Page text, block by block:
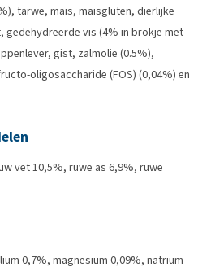
tarwe, maïs, maïsgluten, dierlijke
vis (4% in brokje met
gist, zalmolie (0.5%),
oligosaccharide (FOS) (0,04%) en
vet 10,5%, ruwe as 6,9%, ruwe
0,7%, magnesium 0,09%, natrium